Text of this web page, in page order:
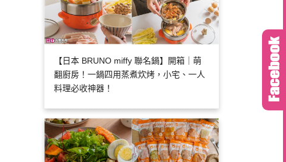
【日本 BRUNO miffy 聯名鍋】開箱｜萌
翻廚房！一鍋四用蒸煮炊烤，小宅、一人
料理必收神器！